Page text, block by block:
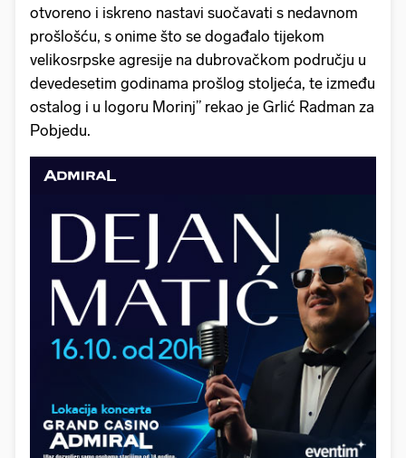
otvoreno i iskreno nastavi suočavati s nedavnom
prošlošću, s onime što se događalo tijekom
velikosrpske agresije na dubrovačkom području u
devedesetim godinama prošlog stoljeća, te između
ostalog i u logoru Morinj” rekao je Grlić Radman za
Pobjedu.